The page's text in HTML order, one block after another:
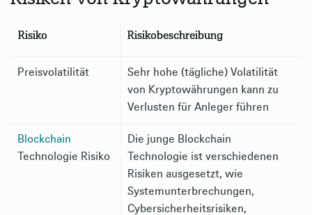
Risiko Risikobeschreibung
Preisvolatilität
Sehr hohe (tägliche) Volatilität
von Kryptowährungen kann zu
Verlusten für Anleger führen
Blockchain
Technologie Risiko
Die junge Blockchain
Technologie ist verschiedenen
Risiken ausgesetzt, wie
Systemunterbrechungen,
Cybersicherheitsrisiken,